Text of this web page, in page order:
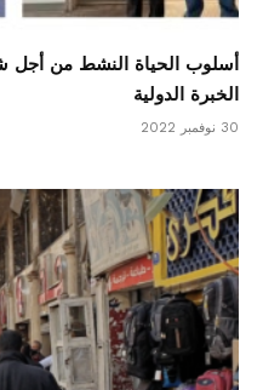
أسلوب الحياة النشط من أجل
الخبرة الدولية
30 نوفمبر 2022